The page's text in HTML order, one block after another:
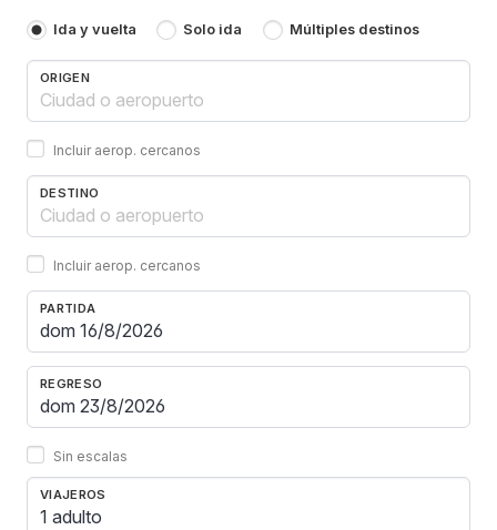
Ida y vuelta Solo ida Múltiples destinos
ORIGEN
Incluir aerop. cercanos
DESTINO
Incluir aerop. cercanos
PARTIDA
REGRESO
Sin escalas
VIAJEROS
1 adulto